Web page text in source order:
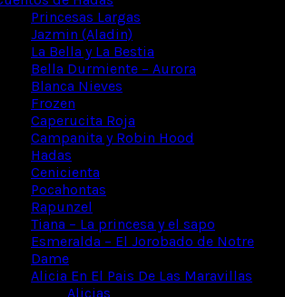
Princesas Largas
Jazmin (Aladin)
La Bella y La Bestia
Bella Durmiente – Aurora
Blanca Nieves
Frozen
Caperucita Roja
Campanita y Robin Hood
Hadas
Cenicienta
Pocahontas
Rapunzel
Tiana – La princesa y el sapo
Esmeralda – El Jorobado de Notre
Dame
Alicia En El Pais De Las Maravillas
Alicias